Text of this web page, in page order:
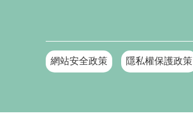
網站安全政策 隱私權保護政策